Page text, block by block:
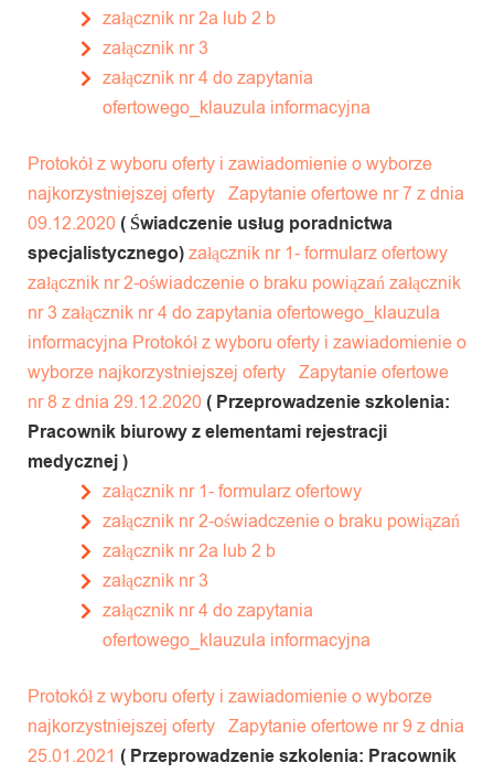
załącznik nr 2a lub 2 b
załącznik nr 3
załącznik nr 4 do zapytania
ofertowego_klauzula informacyjna
Protokół z wyboru oferty i zawiadomienie o wyborze
najkorzystniejszej oferty Zapytanie ofertowe nr 7 z dnia
09.12.2020 ( Świadczenie usług poradnictwa
specjalistycznego)załącznik nr 1- formularz ofertowy
załącznik nr 2-oświadczenie o braku powiązańzałącznik
nr 3 załącznik nr 4 do zapytania ofertowego_klauzula
informacyjna Protokół z wyboru oferty i zawiadomienie o
wyborze najkorzystniejszej oferty Zapytanie ofertowe
nr 8 z dnia 29.12.2020 ( Przeprowadzenie szkolenia:
Pracownik biurowy z elementami rejestracji
medycznej )
załącznik nr 1- formularz ofertowy
załącznik nr 2-oświadczenie o braku powiązań
załącznik nr 2a lub 2 b
załącznik nr 3
załącznik nr 4 do zapytania
ofertowego_klauzula informacyjna
Protokół z wyboru oferty i zawiadomienie o wyborze
najkorzystniejszej oferty Zapytanie ofertowe nr 9 z dnia
25.01.2021 ( Przeprowadzenie szkolenia: Pracownik